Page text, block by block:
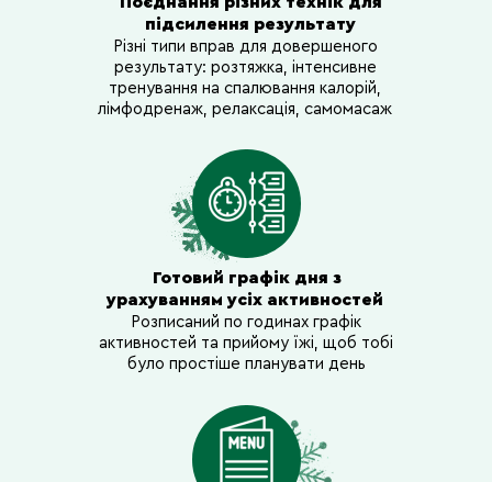
День 6
▪ Тренування + план
раціону день 6.
▪ Ранкове тренування
«Загальна
лімфодренаж +
розтяжка» на 55 хв.
▪ Вечірня прогулянка
на 30 хв.
Сб.
Звіт дня:
калорійність
тренувань.
День 5
▪ Тренування + план
раціону день 5.
▪ Ранкове тренування
▪ Вечірня прогулянка
«Заспокійливе» на 20
Пт.
Звіт дня:
калорійність
Різні типи вправ для довершеного
результату: розтяжка, інтенсивне
тренування на спалювання калорій,
лімфодренаж, релаксація, самомасаж
підсилення результату
Розписаний по годинах графік
активностей та прийому їжі, щоб тобі
було простіше планувати день
Готовий графік дня з
урахуванням усіх активностей